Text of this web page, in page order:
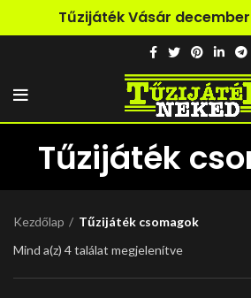
Tűzijáték
Kezdőlap
Tűzijáték csomagok
Mind a(z) 4 találat megjelenítve
Tűzijáték Vásár